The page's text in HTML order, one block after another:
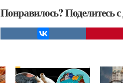
Понравилось? Поделитесь